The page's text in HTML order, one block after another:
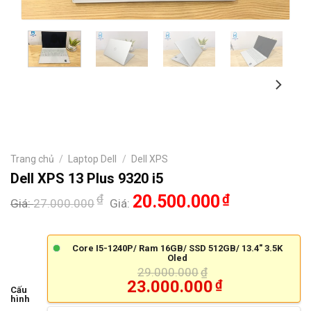
Trang chủ / Laptop Dell / Dell XPS
Dell XPS 13 Plus 9320 i5
Giá:27.000.000₫ Giá: 20.500.000₫
Cấu
hình
Core I5-1240P/ Ram 16GB/ SSD 512GB/ 13.4" 3.5K
Oled
29.000.000₫
23.000.000₫